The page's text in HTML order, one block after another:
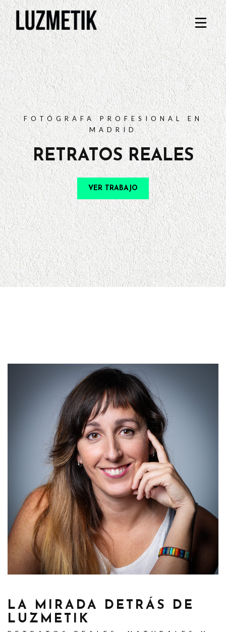
TARIFAS
PREGUNTAS FRECUENTES
CONTACTO
FOTÓGRAFA PROFESIONAL EN
MADRID
RETRATOS REALES
VER TRABAJO
LA MIRADA DETRÁS DE
LUZMETIK